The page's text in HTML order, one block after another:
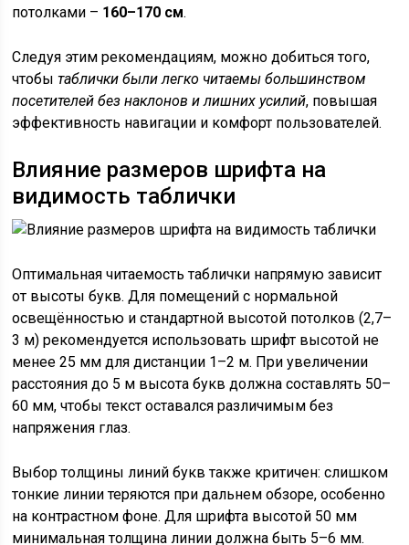
потолками – 160–170 см.
Следуя этим рекомендациям, можно добиться того,
чтобытаблички были легко читаемы большинством
посетителей без наклонов и лишних усилий, повышая
эффективность навигации и комфорт пользователей.
Влияние размеров шрифта на
видимость таблички
Оптимальная читаемость таблички напрямую зависит
от высоты букв. Для помещений с нормальной
освещённостью и стандартной высотой потолков (2,7–
3 м) рекомендуется использовать шрифт высотой не
менее 25 мм для дистанции 1–2 м. При увеличении
расстояния до 5 м высота букв должна составлять 50–
60 мм, чтобы текст оставался различимым без
напряжения глаз.
Выбор толщины линий букв также критичен: слишком
тонкие линии теряются при дальнем обзоре, особенно
на контрастном фоне. Для шрифта высотой 50 мм
минимальная толщина линии должна быть 5–6 мм.